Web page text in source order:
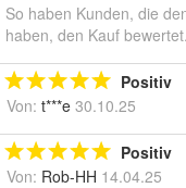
So haben Kunden, die
haben, den Kauf bewertet.
Positiv
Von: t***e 30.10.25
Positiv
Von: Rob-HH 14.04.25